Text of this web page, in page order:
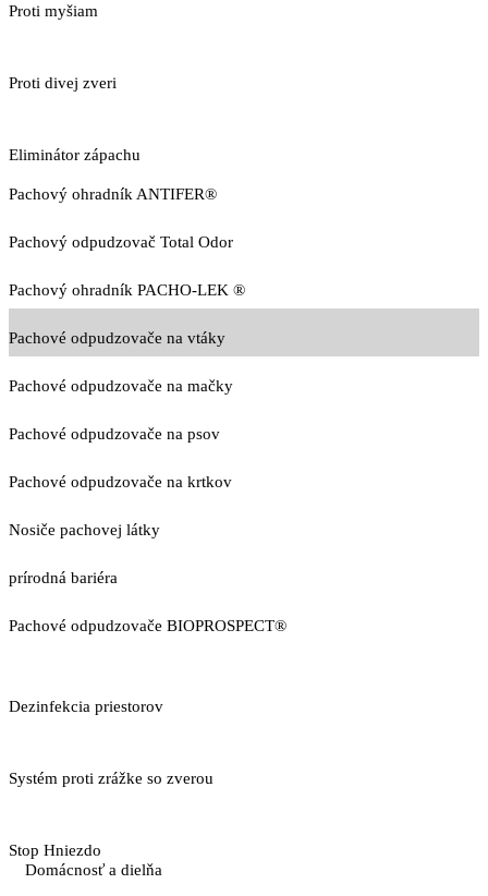
Proti myšiam
Proti divej zveri
Eliminátor zápachu
Pachový ohradník ANTIFER®
Pachový odpudzovač Total Odor
Pachový ohradník PACHO-LEK ®
Pachové odpudzovače na vtáky
Pachové odpudzovače na mačky
Pachové odpudzovače na psov
Pachové odpudzovače na krtkov
Nosiče pachovej látky
prírodná bariéra
Pachové odpudzovače BIOPROSPECT®
Dezinfekcia priestorov
Systém proti zrážke so zverou
Stop Hniezdo
Domácnosť a dielňa